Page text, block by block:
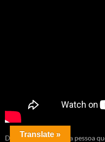
Diseur (do francês) é a pessoa
Translate »